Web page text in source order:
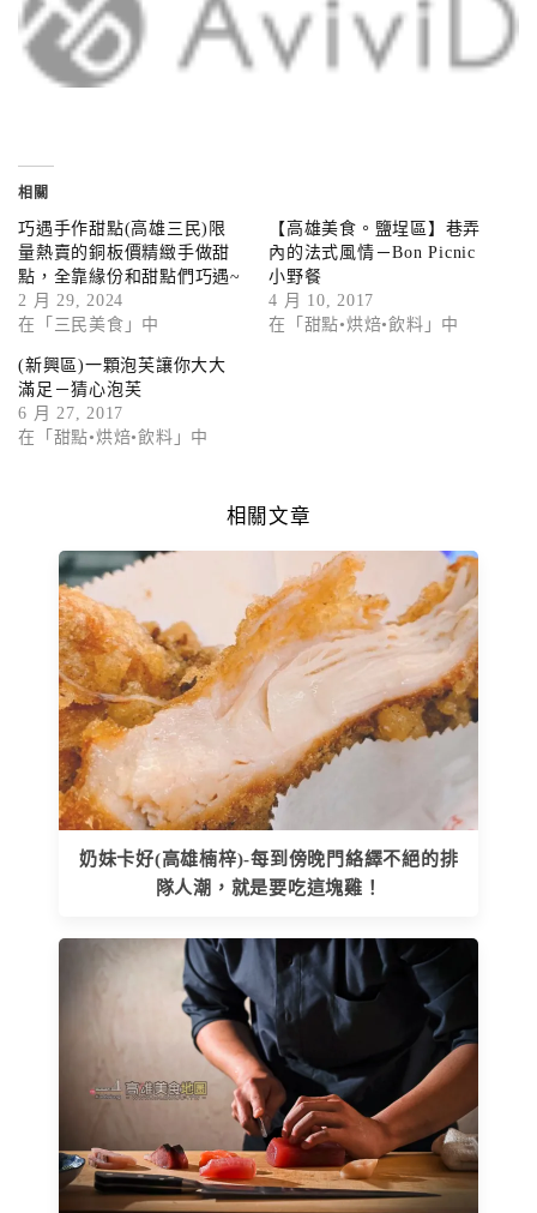
相關
巧遇手作甜點(高雄三民)限
量熱賣的銅板價精緻手做甜
點，全靠緣份和甜點們巧遇~
2 月 29, 2024
在「三民美食」中
【高雄美食。鹽埕區】巷弄
內的法式風情－Bon Picnic
小野餐
4 月 10, 2017
在「甜點•烘焙•飲料」中
(新興區)一顆泡芙讓你大大
滿足－猜心泡芙
6 月 27, 2017
在「甜點•烘焙•飲料」中
相關文章
奶妹卡好(高雄楠梓)-每到傍晚門絡繹不絕的排
隊人潮，就是要吃這塊雞！